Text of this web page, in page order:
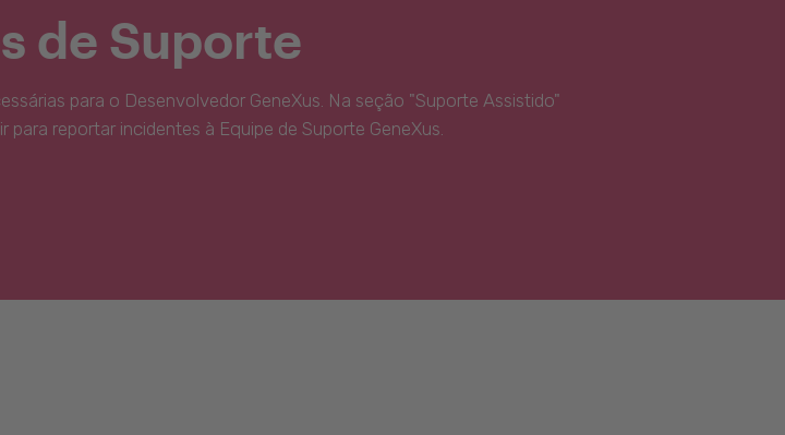
de Suporte
para o Desenvolvedor GeneXus. Na seção "Suporte Assistido"
reportar incidentes à Equipe de Suporte GeneXus.